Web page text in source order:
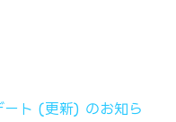
ト (更新) のお知ら